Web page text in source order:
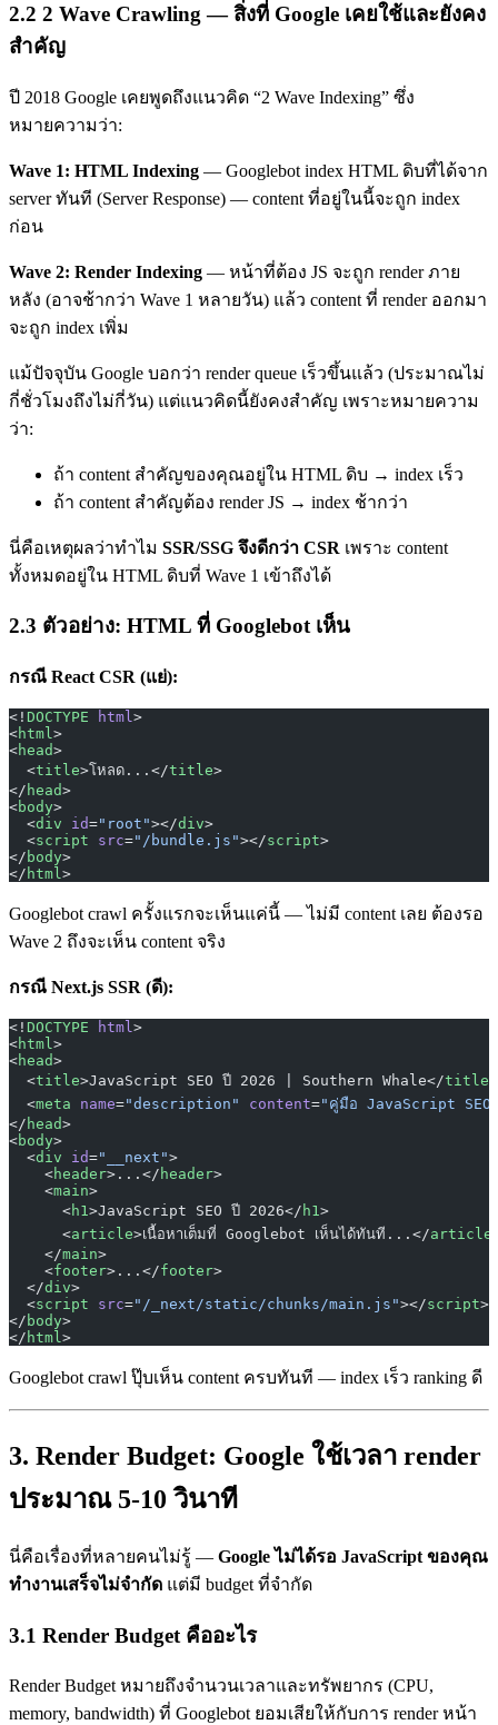
2.2 2 Wave Crawling — สิ่งที่ Google เคยใช้และยังคง
สำคัญ
ปี 2018 Google เคยพูดถึงแนวคิด “2 Wave Indexing” ซึ่ง
หมายความว่า:
Wave 1: HTML Indexing — Googlebot index HTML ดิบที่ได้จาก
server ทันที (Server Response) — content ที่อยู่ในนี้จะถูก index
ก่อน
Wave 2: Render Indexing — หน้าที่ต้อง JS จะถูก render ภาย
หลัง (อาจช้ากว่า Wave 1 หลายวัน) แล้ว content ที่ render ออกมา
จะถูก index เพิ่ม
แม้ปัจจุบัน Google บอกว่า render queue เร็วขึ้นแล้ว (ประมาณไม่
กี่ชั่วโมงถึงไม่กี่วัน) แต่แนวคิดนี้ยังคงสำคัญ เพราะหมายความ
ว่า:
ถ้า content สำคัญของคุณอยู่ใน HTML ดิบ → index เร็ว
ถ้า content สำคัญต้อง render JS → index ช้ากว่า
นี่คือเหตุผลว่าทำไม SSR/SSG จึงดีกว่า CSR เพราะ content
ทั้งหมดอยู่ใน HTML ดิบที่ Wave 1 เข้าถึงได้
2.3 ตัวอย่าง: HTML ที่ Googlebot เห็น
กรณี React CSR (แย่):
<! DOCTYPE html>
<html>
<head>
  <
title>โหลด...</title>
</ head>
<body>
  <
div id="root"></div>
  <
script src="/bundle.js"></script>
</ body>
</ html>
Googlebot crawl ครั้งแรกจะเห็นแค่นี้ — ไม่มี content เลย ต้องรอ
Wave 2 ถึงจะเห็น content จริง
กรณี Next.js SSR (ดี):
<! DOCTYPE html>
<html>
<head>
  <
title>JavaScript SEO ปี 2026 | Southern Whale</title
  <
meta name="description" content="คู่มือ JavaScript
</ head>
<body>
  <
div id="__next">
    <
header>...</ header>
    <
main>
      <
h1>JavaScript SEO ปี 2026</ h1>
      <
article>เนื้อหาเต็มที่ Googlebot เห็นได้ทันที...</article
    </
main>
    <
footer>...</footer>
  </
div>
  <
script src="/_next/static/chunks/main.js"></script>
</ body>
</ html>
Googlebot crawl ปุ๊บเห็น content ครบทันที — index เร็ว ranking ดี
3. Render Budget: Google ใช้เวลา render
ประมาณ 5-10 วินาที
นี่คือเรื่องที่หลายคนไม่รู้ — Google ไม่ได้รอ JavaScript ของคุณ
ทำงานเสร็จไม่จำกัด แต่มี budget ที่จำกัด
3.1 Render Budget คืออะไร
Render Budget หมายถึงจำนวนเวลาและทรัพยากร (CPU,
memory, bandwidth) ที่ Googlebot ยอมเสียให้กับการ render หน้า